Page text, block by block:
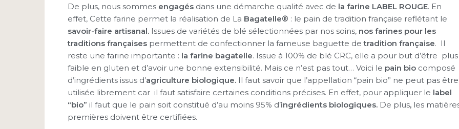
De plus, nous sommes engagés dans une démarche qualité avec de la farine LABEL ROUGE. En
effet, Cette farine permet la réalisation de La Bagatelle® : le pain de tradition française reflétant le
savoir-faire artisanal. Issues de variétés de blé sélectionnées par nos soins, nos farines pour les
traditions françaises permettent de confectionner la fameuse baguette detradition française. Il
reste une farine importante : la farine bagatelle. Issue à 100% de blé CRC, elle a pour but d’être plus
faible en gluten et d’avoir une bonne extensibilité. Mais ce n’est pas tout… Voici le pain bio composé
d’ingrédients issus d’agriculture biologique. Il faut savoir que l’appellation “pain bio” ne peut pas être
utilisée librement car il faut satisfaire certaines conditions précises. En effet, pour appliquer le label
“bio” il faut que le pain soit constitué d’au moins 95% d’ingrédients biologiques. De plus, les
premières doivent être certifiées.